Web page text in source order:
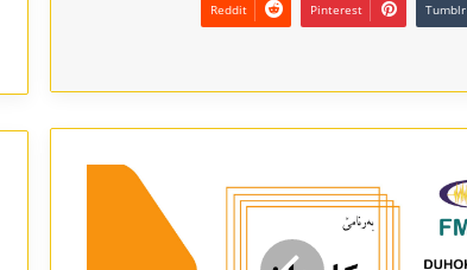
Tumblr
Pinterest
Reddit